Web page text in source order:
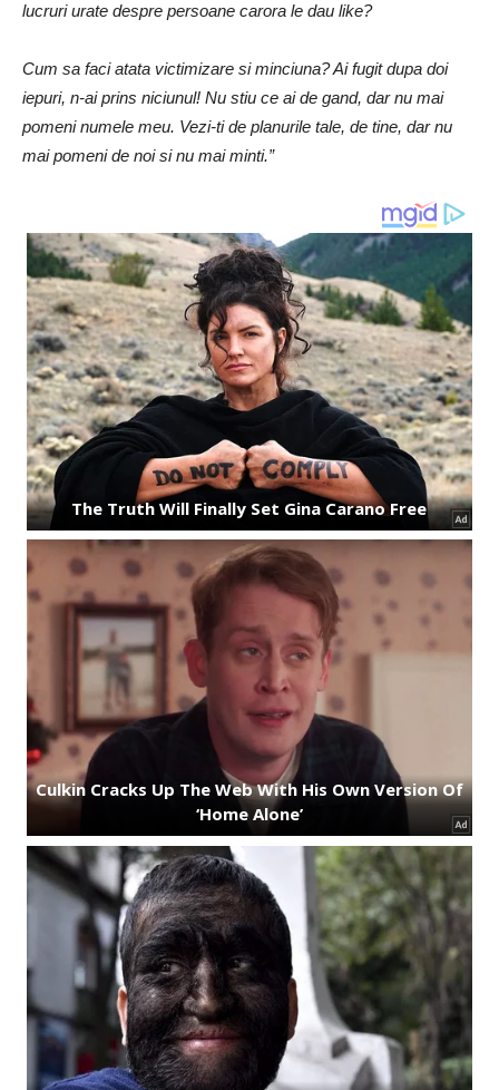
lucruri urate despre persoane carora le dau like?
Cum sa faci atata victimizare si minciuna? Ai fugit dupa doi
iepuri, n-ai prins niciunul! Nu stiu ce ai de gand, dar nu mai
pomeni numele meu. Vezi-ti de planurile tale, de tine, dar nu
mai pomeni de noi si nu mai minti.”